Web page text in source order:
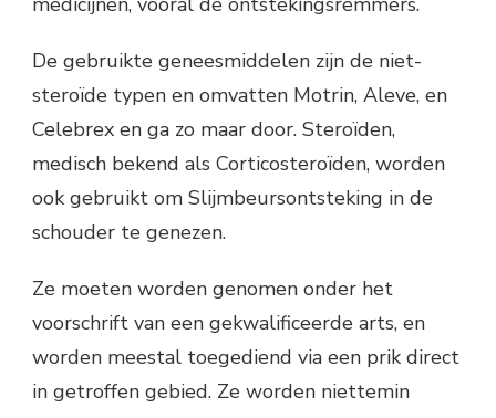
De gebruikte geneesmiddelen zijn de niet-
steroïde typen en omvatten Motrin, Aleve, en
Celebrex en ga zo maar door. Steroïden,
medisch bekend als Corticosteroïden, worden
ook gebruikt om Slijmbeursontsteking in de
schouder te genezen.
Ze moeten worden genomen onder het
voorschrift van een gekwalificeerde arts, en
worden meestal toegediend via een prik direct
in getroffen gebied. Ze worden niettemin